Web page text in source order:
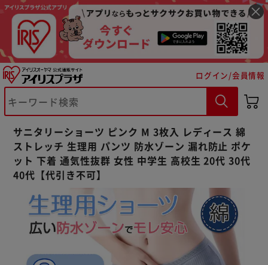
ログイン/会員情報
サニタリーショーツ ピンク M 3枚入 レディース 綿
ストレッチ 生理用 パンツ 防水ゾーン 漏れ防止 ポケ
ット 下着 通気性抜群 女性 中学生 高校生 20代 30代
40代【代引き不可】
※ご確認ください
カートに入れる 購入手続きへ